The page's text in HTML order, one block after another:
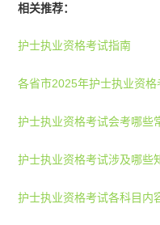
相关推荐：
护士执业资格考试指南
各省市2025年护士执业资
护士执业资格考试会考哪些
护士执业资格考试涉及哪些
护士执业资格考试各科目内